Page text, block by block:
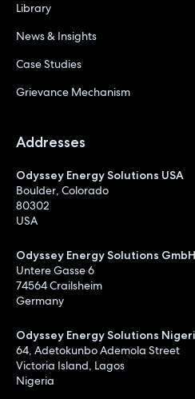
Library
News & Insights
Case Studies
Grievance Mechanism
Addresses
Odyssey Energy Solutions USA
Boulder, Colorado
80302
USA
Odyssey Energy Solutions GmbH
Untere Gasse 6
74564 Crailsheim
Germany
Odyssey Energy Solutions
64, Adetokunbo Ademola Street
Victoria Island, Lagos
Nigeria